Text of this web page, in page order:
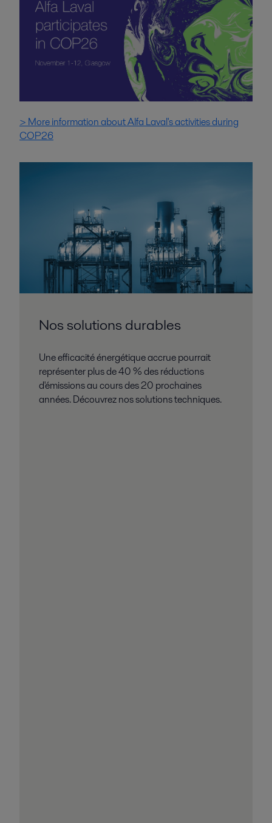
> More information about Alfa Laval's activities during
COP26
Nos solutions durables
Une efficacité énergétique accrue pourrait
représenter plus de 40 % des réductions
d'émissions au cours des 20 prochaines
années. Découvrez nos solutions techniques.